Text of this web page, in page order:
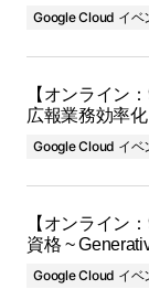
Google Cloud イベ
【オンライン
広報業務効率
Google Cloud イベ
【オンライン
資格 ~
Google Cloud イベ